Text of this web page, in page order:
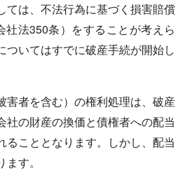
ては、不法行為に基づく損害賠償
社法350条）をすることが考えら
ついてはすでに破産手続が開始し
害者を含む）の権利処理は、破産
社の財産の換価と債権者への配当
ることとなります。しかし、配当
す。